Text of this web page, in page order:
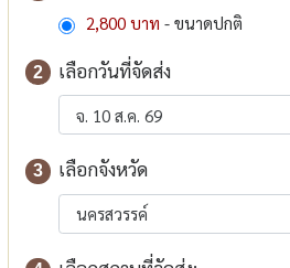
2,800 บาท - ขนาดปกติ
2 เลือกวันที่จัดส่ง
3 เลือกจังหวัด